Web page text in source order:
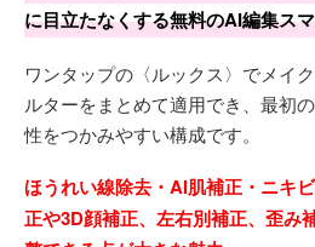
に目立たなくする無料のAI編集ス
ワンタップの〈ルックス〉でメイ
ルターをまとめて適用でき、最初
性をつかみやすい構成です。
ほうれい線除去・AI肌補正・ニキ
正や3D顔補正、左右別補正、歪み